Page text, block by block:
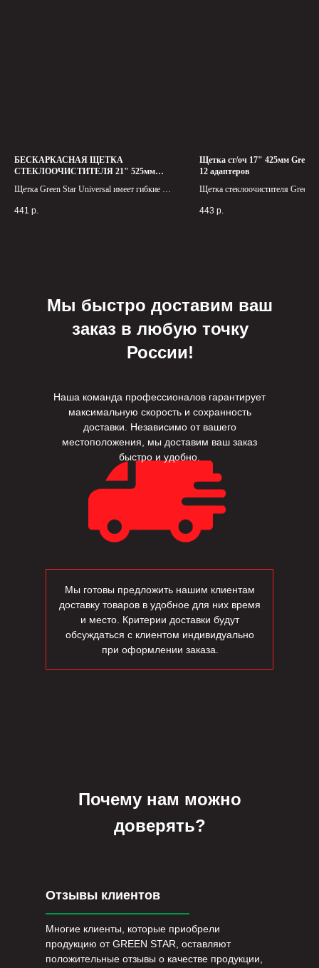
БЕСКАРКАСНАЯ ЩЕТКА
СТЕКЛООЧИСТИТЕЛЯ 21" 525мм
Щетка Green Star Universal имеет гибкие и
оставляют следов и царапин на стекле.
441 р.
Щетка ст/оч 17" 425мм Green
12 адаптеров
Щетка стеклоочистителя Green
качество и комфорт в
443 р.
Мы быстро доставим ваш
заказ в любую точку
России!
Мы готовы предложить нашим клиентам
доставку товаров в удобное для них время
и место. Критерии доставки будут
обсуждаться с клиентом индивидуально
при оформлении заказа.
Наша команда профессионалов гарантирует
максимальную скорость и сохранность
доставки. Независимо от вашего
местоположения, мы доставим ваш заказ
быстро и удобно.
Почему нам можно
доверять?
Отзывы клиентов
Многие клиенты, которые приобрели
продукцию от GREEN STAR, оставляют
положительные отзывы о качестве продукции,